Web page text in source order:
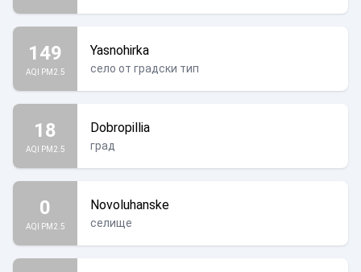
149
AQI PM2.5
Yasnohirka
село от градски тип
18
AQI PM2.5
Dobropillia
град
0
AQI PM2.5
Novoluhanske
селище